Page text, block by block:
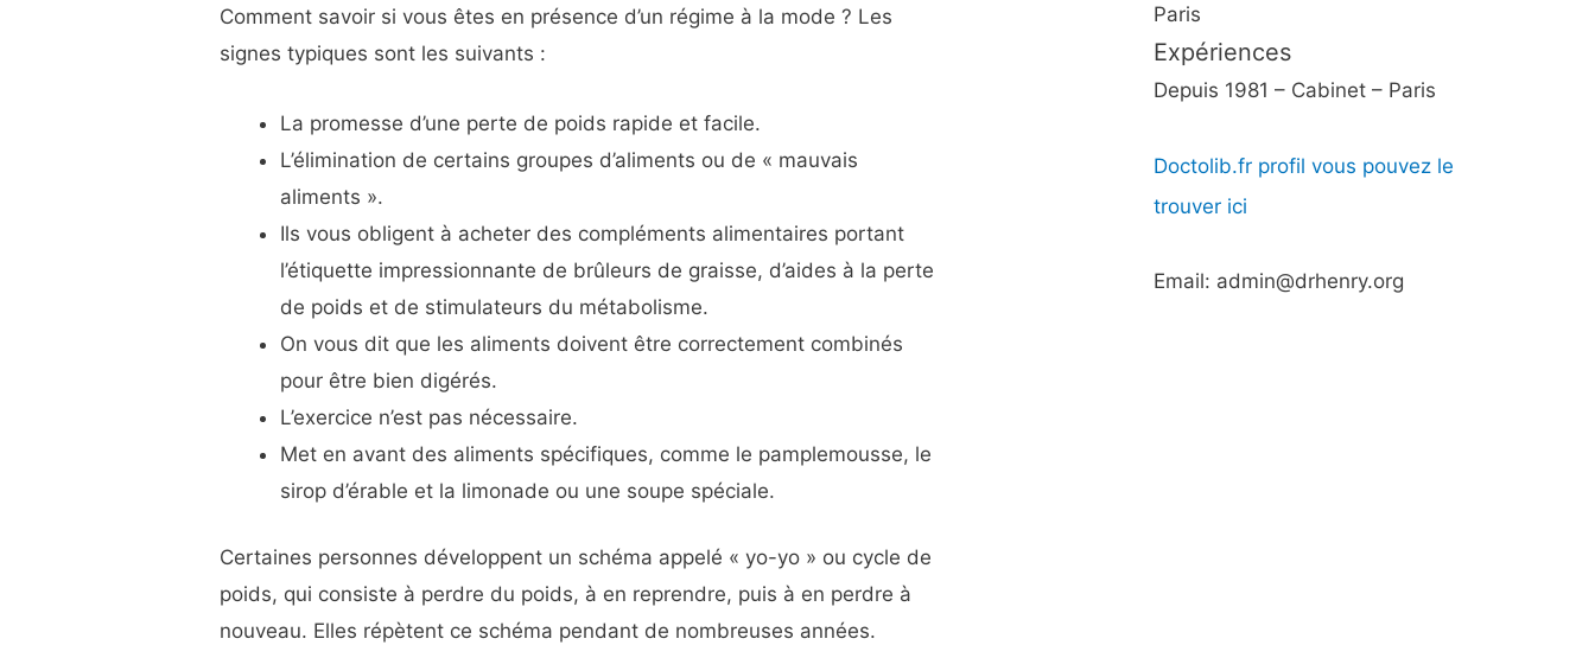
Comment savoir si vous êtes en présence d’un régime à la mode ? Les
signes typiques sont les suivants :
La promesse d’une perte de poids rapide et facile.
L’élimination de certains groupes d’aliments ou de « mauvais
aliments ».
Ils vous obligent à acheter des compléments alimentaires portant
l’étiquette impressionnante de brûleurs de graisse, d’aides à la perte
de poids et de stimulateurs du métabolisme.
On vous dit que les aliments doivent être correctement combinés
pour être bien digérés.
L’exercice n’est pas nécessaire.
Met en avant des aliments spécifiques, comme le pamplemousse, le
sirop d’érable et la limonade ou une soupe spéciale.
Certaines personnes développent un schéma appelé « yo-yo » ou cycle de
poids, qui consiste à perdre du poids, à en reprendre, puis à en perdre à
nouveau. Elles répètent ce schéma pendant de nombreuses années.
Paris
Expériences
Depuis 1981 – Cabinet – Paris
Doctolib.fr profil vous pouvez le
trouver ici
Email: admin@drhenry.org